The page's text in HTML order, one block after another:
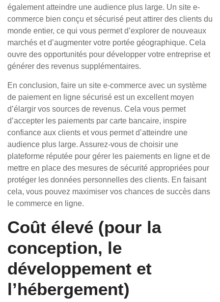
également atteindre une audience plus large. Un site e-
commerce bien conçu et sécurisé peut attirer des clients du
monde entier, ce qui vous permet d’explorer de nouveaux
marchés et d’augmenter votre portée géographique. Cela
ouvre des opportunités pour développer votre entreprise et
générer des revenus supplémentaires.
En conclusion, faire un site e-commerce avec un système
de paiement en ligne sécurisé est un excellent moyen
d’élargir vos sources de revenus. Cela vous permet
d’accepter les paiements par carte bancaire, inspire
confiance aux clients et vous permet d’atteindre une
audience plus large. Assurez-vous de choisir une
plateforme réputée pour gérer les paiements en ligne et de
mettre en place des mesures de sécurité appropriées pour
protéger les données personnelles des clients. En faisant
cela, vous pouvez maximiser vos chances de succès dans
le commerce en ligne.
Coût élevé (pour la
conception, le
développement et
l’hébergement)